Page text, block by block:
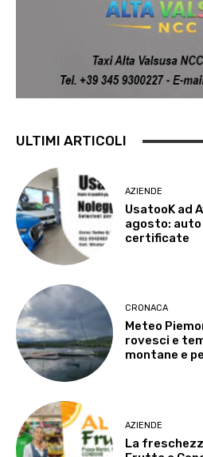
ULTIMI ARTICOLI
AZIENDE
UsatooK ad
agosto: auto
certificate
CRONACA
Meteo
rovesci e
montane e
AZIENDE
La